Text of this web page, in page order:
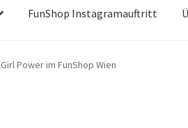
FunShop Instagramauftritt
Girl Power im FunShop Wien